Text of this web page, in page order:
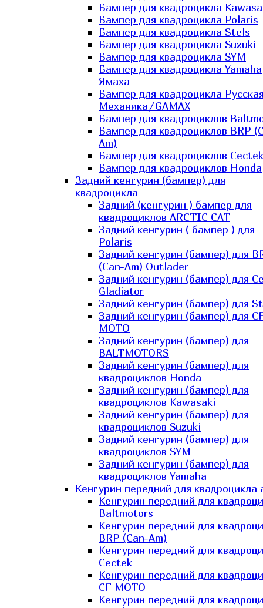
Бампер для квадроцикла
Бампер для квадроцикла Polaris
Бампер для квадроцикла Stels
Бампер для квадроцикла Suzuki
Бампер для квадроцикла SYM
Бампер для квадроцикла Yamaha
Ямаха
Бампер для квадроцикла
Механика/GAMAX
Бампер для квадроциклов
Бампер для квадроциклов BRP
Am)
Бампер для квадроциклов Cectek
Бампер для квадроциклов Honda
Задний кенгурин (бампер) для
квадроцикла
Задний (кенгурин ) бампер для
квадроциклов ARCTIC CAT
Задний кенгурин ( бампер ) для
Polaris
Задний кенгурин (бампер) для
(Can-Am) Outlader
Задний кенгурин (бампер) для
Gladiator
Задний кенгурин (бампер) для
Задний кенгурин (бампер) для
MOTO
Задний кенгурин (бампер) для
BALTMOTORS
Задний кенгурин (бампер) для
квадроциклов Honda
Задний кенгурин (бампер) для
квадроциклов Kawasaki
Задний кенгурин (бампер) для
квадроциклов Suzuki
Задний кенгурин (бампер) для
квадроциклов SYM
Задний кенгурин (бампер) для
квадроциклов Yamaha
Кенгурин передний для квадроцикла
Кенгурин передний для
Baltmotors
Кенгурин передний для
BRP (Can-Am)
Кенгурин передний для
Cectek
Кенгурин передний для
CF MOTO
Кенгурин передний для